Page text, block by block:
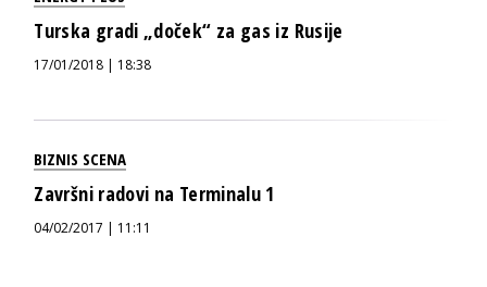
Turska gradi „doček“ za gas iz Rusije
17/01/2018 | 18:38
BIZNIS SCENA
Završni radovi na Terminalu 1
04/02/2017 | 11:11